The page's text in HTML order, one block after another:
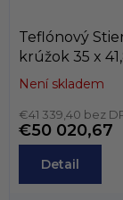
Teflónový
krúžok 35 x
AD60 PTFE/
Není skladem
€41 339,40 bez
€50 020,67
Detail